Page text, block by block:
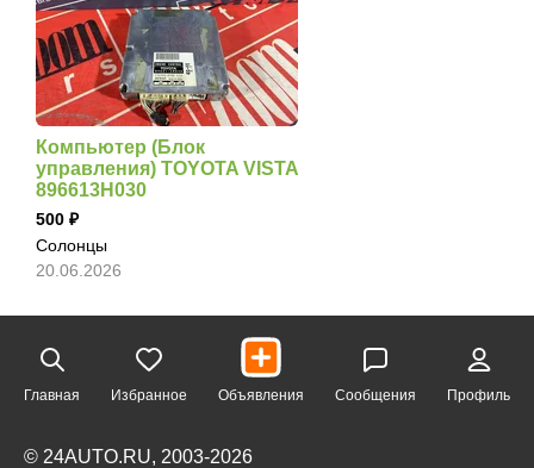
Компьютер (Блок
управления) TOYOTA VISTA
896613H030
500
Солонцы
20.06.2026
Главная Избранное Объявления Сообщения Профиль
© 24AUTO.RU, 2003-2026